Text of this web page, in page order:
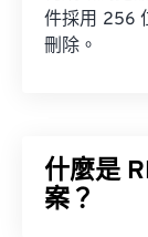
件採用 256
刪除。
什麼是
案？